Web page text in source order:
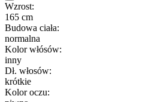
Wzrost:
165 cm
Budowa ciała:
normalna
Kolor włósów:
inny
Dł. włosów:
krótkie
Kolor oczu: